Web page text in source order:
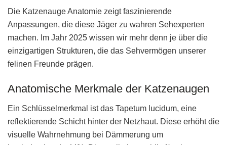
Die Katzenauge Anatomie zeigt faszinierende
Anpassungen, die diese Jäger zu wahren Sehexperten
machen. Im Jahr 2025 wissen wir mehr denn je über die
einzigartigen Strukturen, die das Sehvermögen unserer
felinen Freunde prägen.
Anatomische Merkmale der Katzenaugen
Ein Schlüsselmerkmal ist das Tapetum lucidum, eine
reflektierende Schicht hinter der Netzhaut. Diese erhöht die
visuelle Wahrnehmung bei Dämmerung um